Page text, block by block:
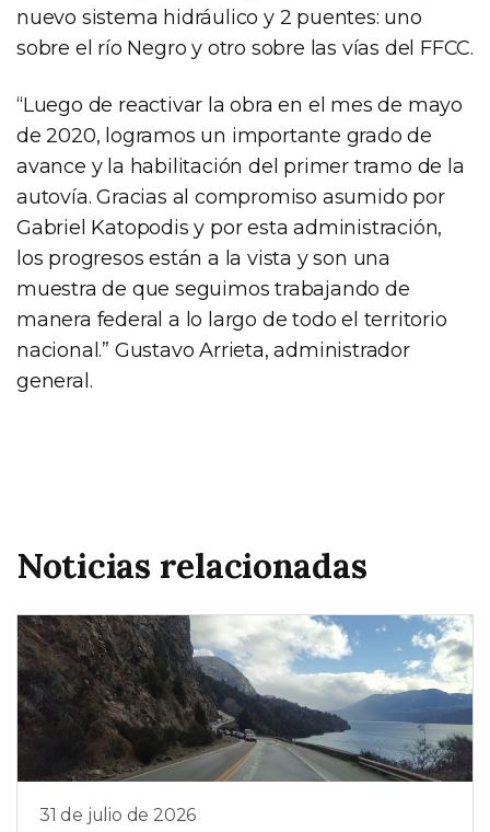
nuevo sistema hidráulico y 2 puentes: uno
sobre el río Negro y otro sobre las vías del FFCC.
“Luego de reactivar la obra en el mes de mayo
de 2020, logramos un importante grado de
avance y la habilitación del primer tramo de la
autovía. Gracias al compromiso asumido por
Gabriel Katopodis y por esta administración,
los progresos están a la vista y son una
muestra de que seguimos trabajando de
manera federal a lo largo de todo el territorio
nacional.” Gustavo Arrieta, administrador
general.
Noticias relacionadas
31 de julio de 2026